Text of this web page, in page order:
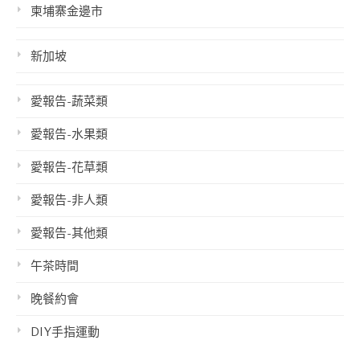
柬埔寨金邊市
新加坡
愛報告-蔬菜類
愛報告-水果類
愛報告-花草類
愛報告-非人類
愛報告-其他類
午茶時間
晚餐約會
DIY手指運動